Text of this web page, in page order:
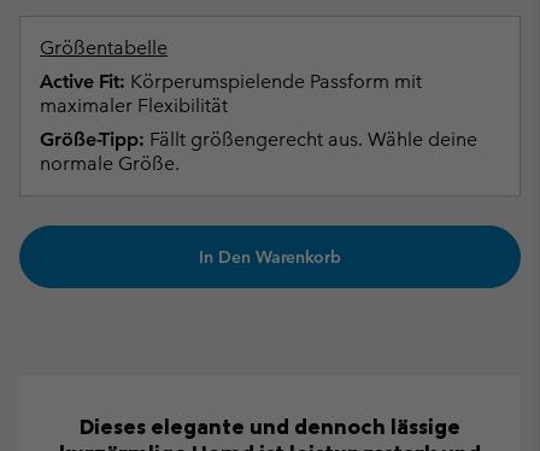
Größentabelle
Active Fit: Körperumspielende Passform mit
maximaler Flexibilität
Größe-Tipp: Fällt größengerecht aus. Wähle deine
normale Größe.
In Den Warenkorb
Dieses elegante und dennoch lässige